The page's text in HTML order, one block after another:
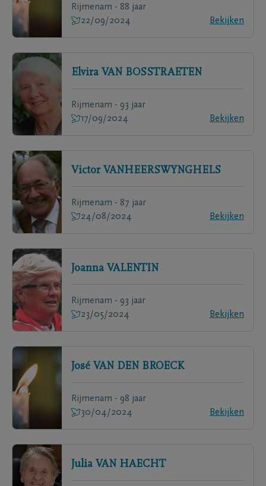
Rijmenam - 88 jaar
22/09/2024
Bekijken
Elvira VAN BOSSTRAETEN
Rijmenam - 93 jaar
17/09/2024
Bekijken
Victor VANHEERSWYNGHELS
Rijmenam - 87 jaar
24/08/2024
Bekijken
Joanna VALENTIN
Rijmenam - 93 jaar
23/05/2024
Bekijken
José VAN DEN BROECK
Rijmenam - 98 jaar
30/04/2024
Bekijken
Julia VAN HAECHT